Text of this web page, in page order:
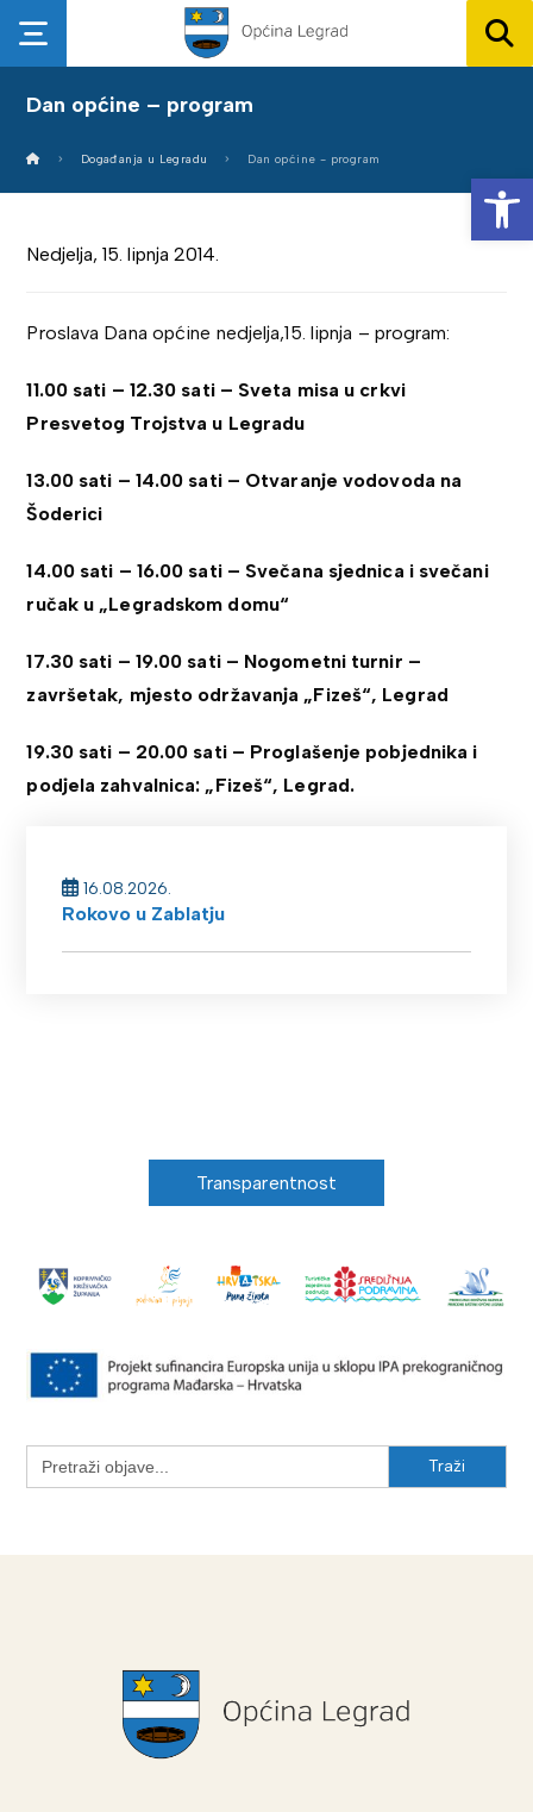
Dan općine – program
Događanja u Legradu Dan općine - program
Nedjelja, 15. lipnja 2014.
Proslava Dana općine nedjelja,15. lipnja – program:
11.00 sati – 12.30 sati – Sveta misa u crkvi
Presvetog Trojstva u Legradu
13.00 sati – 14.00 sati – Otvaranje vodovoda na
Šoderici
14.00 sati – 16.00 sati – Svečana sjednica i svečani
ručak u „Legradskom domu“
17.30 sati – 19.00 sati – Nogometni turnir –
završetak, mjesto održavanja „Fizeš“, Legrad
19.30 sati – 20.00 sati – Proglašenje pobjednika i
podjela zahvalnica: „Fizeš“, Legrad.
16.08.2026.
Rokovo u Zablatju
Transparentnost
Search
for: